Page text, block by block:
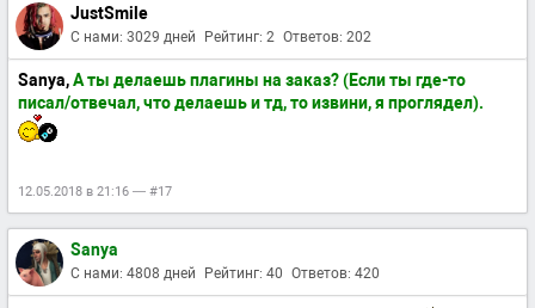
JustSmile
С нами: 3029 дней Рейтинг: 2 Ответов: 202
Sanya,А ты делаешь плагины на заказ? (Если ты где-то
писал/отвечал, что делаешь и тд, то извини, я проглядел).
12.05.2018 в 21:16 — #17
Sanya
С нами: 4808 дней Рейтинг: 40 Ответов: 420